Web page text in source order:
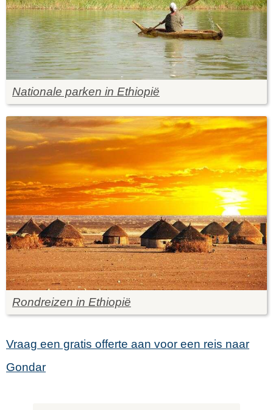
Nationale parken in Ethiopië
Rondreizen in Ethiopië
Vraag een gratis offerte aan voor een reis naar
Gondar